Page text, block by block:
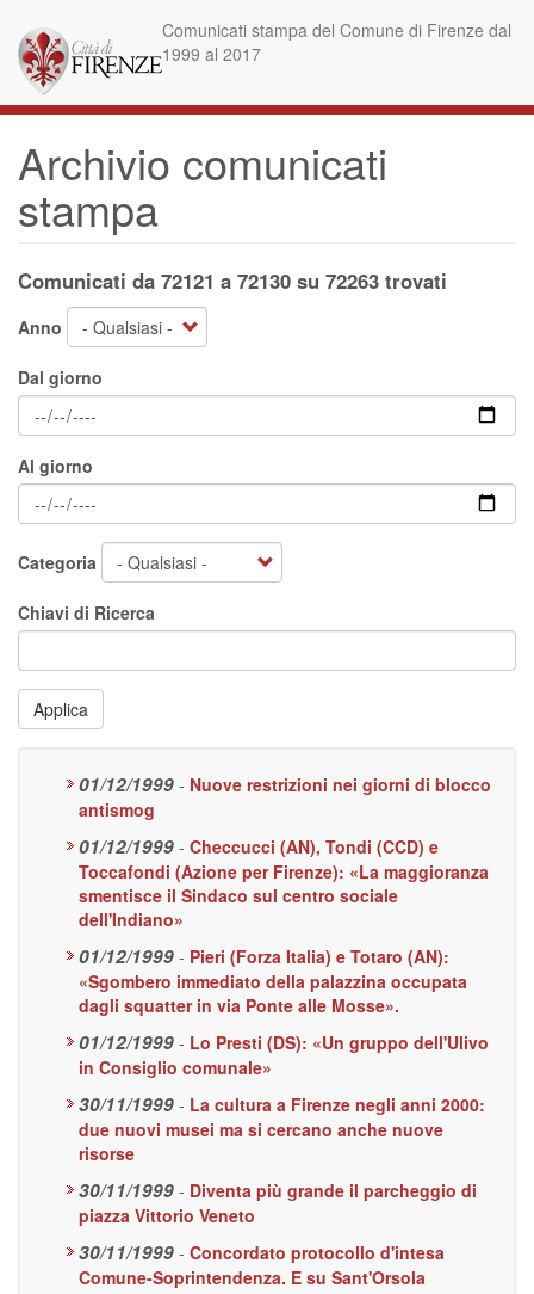
contenuto
principale
Comunicati stampa del Comune di Firenze dal
1999 al 2017
Archivio comunicati
stampa
Comunicati da 72121 a 72130 su 72263 trovati
Anno
Dal giorno
Al giorno
Categoria
Chiavi di Ricerca
Applica
01/12/1999 - Nuove restrizioni nei giorni di blocco
antismog
01/12/1999 - Checcucci (AN), Tondi (CCD) e
Toccafondi (Azione per Firenze): «La maggioranza
smentisce il Sindaco sul centro sociale
dell'Indiano»
01/12/1999 - Pieri (Forza Italia) e Totaro (AN):
«Sgombero immediato della palazzina occupata
dagli squatter in via Ponte alle Mosse».
01/12/1999 - Lo Presti (DS): «Un gruppo dell'Ulivo
in Consiglio comunale»
30/11/1999 - La cultura a Firenze negli anni 2000:
due nuovi musei ma si cercano anche nuove
risorse
30/11/1999 - Diventa più grande il parcheggio di
piazza Vittorio Veneto
30/11/1999 - Concordato protocollo d'intesa
Comune-Soprintendenza. E su Sant'Orsola